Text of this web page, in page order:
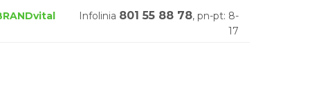
Infolinia 801 55 88 78, pn-pt: 8-
17